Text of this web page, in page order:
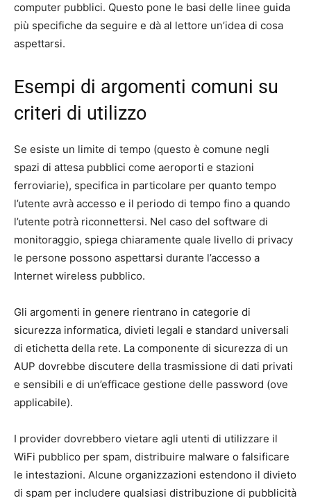
computer pubblici. Questo pone le basi delle linee guida
più specifiche da seguire e dà al lettore un’idea di cosa
aspettarsi.
Esempi di argomenti comuni su
criteri di utilizzo
Se esiste un limite di tempo (questo è comune negli
spazi di attesa pubblici come aeroporti e stazioni
ferroviarie), specifica in particolare per quanto tempo
l’utente avrà accesso e il periodo di tempo fino a quando
l’utente potrà riconnettersi. Nel caso del software di
monitoraggio, spiega chiaramente quale livello di privacy
le persone possono aspettarsi durante l’accesso a
Internet wireless pubblico.
Gli argomenti in genere rientrano in categorie di
sicurezza informatica, divieti legali e standard universali
di etichetta della rete. La componente di sicurezza di un
AUP dovrebbe discutere della trasmissione di dati privati ​​
e sensibili e di un’efficace gestione delle password (ove
applicabile).
I provider dovrebbero vietare agli utenti di utilizzare il
WiFi pubblico per spam, distribuire malware o falsificare
le intestazioni. Alcune organizzazioni estendono il divieto
di spam per includere qualsiasi distribuzione di pubblicità